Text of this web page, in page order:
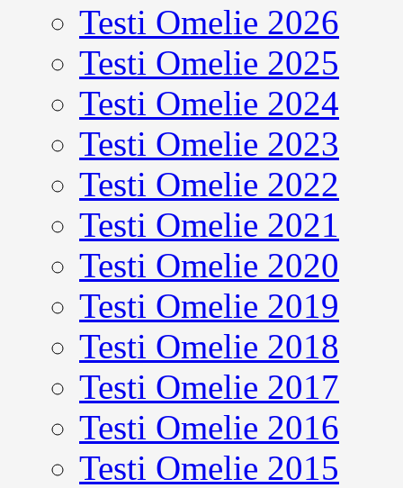
Testi Omelie 2026
Testi Omelie 2025
Testi Omelie 2024
Testi Omelie 2023
Testi Omelie 2022
Testi Omelie 2021
Testi Omelie 2020
Testi Omelie 2019
Testi Omelie 2018
Testi Omelie 2017
Testi Omelie 2016
Testi Omelie 2015